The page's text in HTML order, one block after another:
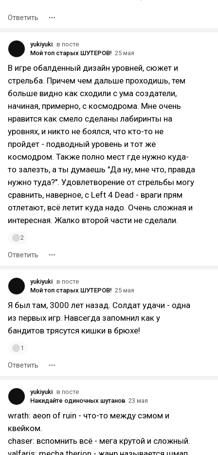
Ответить
yukiyuki в посте
Мой топ старых ШУТЕРОВ! 25 мая
В игре обалденный дизайн уровней, сюжет и
стрельба. Причем чем дальше проходишь, тем
больше видно как сходили с ума создатели,
начиная, примерно, с космодрома. Мне очень
нравится как смело сделаны лабиринты на
уровнях, и никто не боялся, что кто-то не
пройдет - подводный уровень и тот же
космодром. Также полно мест где нужно куда-
то залезть, а ты думаешь "Да ну, мне что, правда
нужно туда?". Удовлетворение от стрельбы могу
сравнить, наверное, с Left 4 Dead - враги прям
отлетают, всё летит куда надо. Очень сложная и
интересная. Жалко второй части не сделали.
2
Ответить
yukiyuki в посте
Мой топ старых ШУТЕРОВ! 25 мая
Я был там, 3000 лет назад. Солдат удачи - одна
из первых игр. Навсегда запомнил как у
бандитов трясутся кишки в брюхе!
1
Ответить
yukiyuki в посте
Накидайте одиночных шутанов 23 мая
wrath: aeon of ruin - что-то между сэмом и
квейком.
chaser: вспомнить всё - мега крутой и сложный.